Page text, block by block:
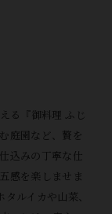
る『御料理 ふじ
庭園など、贅を
込みの丁寧な仕
感を楽しませま
ルイカや山菜、